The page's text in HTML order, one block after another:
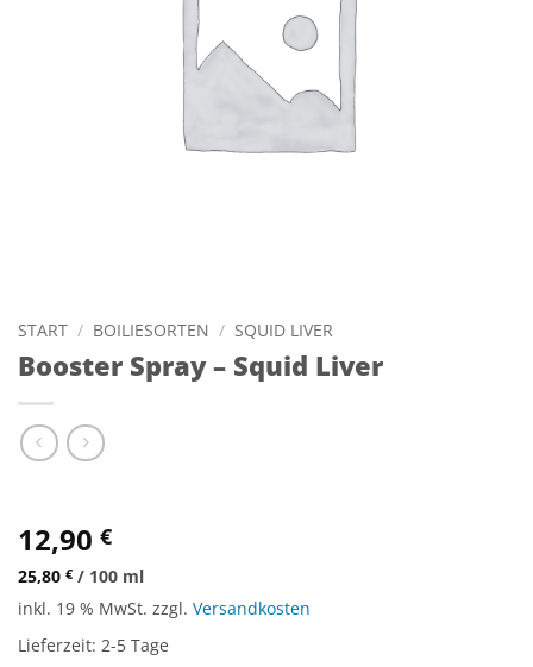
START / BOILIESORTEN / SQUID LIVER
Booster Spray – Squid Liver
12,90 €
25,80 € / 100 ml
inkl. 19 % MwSt. zzgl. Versandkosten
Lieferzeit: 2-5 Tage